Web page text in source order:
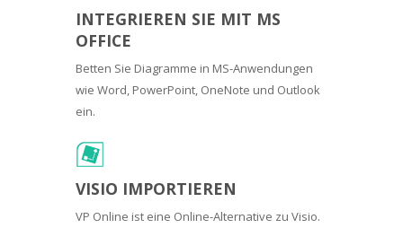
INTEGRIEREN SIE MIT MS
OFFICE
Betten Sie Diagramme in MS-Anwendungen
wie Word, PowerPoint, OneNote und Outlook
ein.
VISIO IMPORTIEREN
VP Online ist eine Online-Alternative zu Visio.